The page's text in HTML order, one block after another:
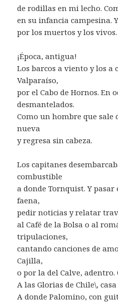
de rodillas en mi lecho.
en su infancia campesina.
por los muertos y los vivos.
¡Época, antigua!
Los barcos a viento y los a
Valparaíso,
por el Cabo de Hornos. En
desmantelados.
Como un hombre que sale
nueva
y regresa sin cabeza.
Los capitanes
combustible
a donde Tornquist. Y
faena,
pedir noticias y relatar
al Café de la Bolsa o al
tripulaciones,
cantando canciones de
Cajilla,
o por la del Calve,
A las Glorias de Chile\,
A donde Palomino, con